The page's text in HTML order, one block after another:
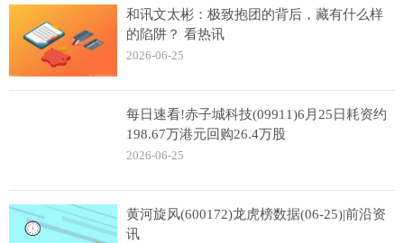
和讯文太彬：极致抱团的背后，藏有什么样
的陷阱？ 看热讯
2026-06-25
每日速看!赤子城科技(09911)6月25日耗资约
198.67万港元回购26.4万股
2026-06-25
黄河旋风(600172)龙虎榜数据(06-25)|前沿资
讯